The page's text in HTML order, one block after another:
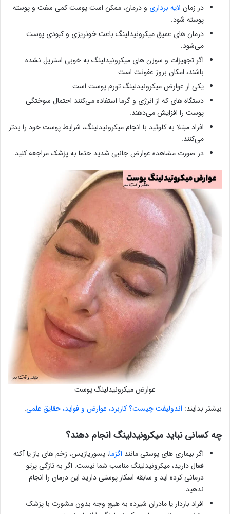
در زمان لایه برداری و درمان، ممکن است پوست کمی سفت و پوسته
پوسته شود.
درمان های عمیق میکرونیدلینگ باعث خونریزی و کبودی پوست
می‌شود.
اگر تجهیزات و سوزن های میکرونیدلینگ به خوبی استریل نشده
باشند، امکان بروز عفونت است.
یکی از عوارض میکرونیدلینگ تورم پوست است.
دستگاه های که از انرژی و گرما استفاده می‌کنند احتمال سوختگی
پوست را افزایش می‌دهند.
افراد مبتلا به کلوئید با انجام میکرونیدلینگ، شرایط پوست خود را بدتر
می‌کنند.
در صورت مشاهده عوارض جانبی شدید حتما به پزشک مراجعه کنید.
عوارض میکرونیدلینگ پوست
بیشتر بدایند: اندولیفت چیست؟ کاربرد، عوارض و فواید، حقایق علمی.
چه کسانی نباید میکرونیدلینگ انجام دهند؟
اگر بیماری های پوستی مانند اگزما، پسوریازیس، زخم های باز یا آکنه
فعال دارید، میکرونیدلینگ مناسب شما نیست. اگر به تازگی پرتو
درمانی کرده اید و سابقه اسکار پوستی دارید این درمان را انجام
ندهید.
افراد باردار یا مادران شیرده به هیچ وجه بدون مشورت با پزشک